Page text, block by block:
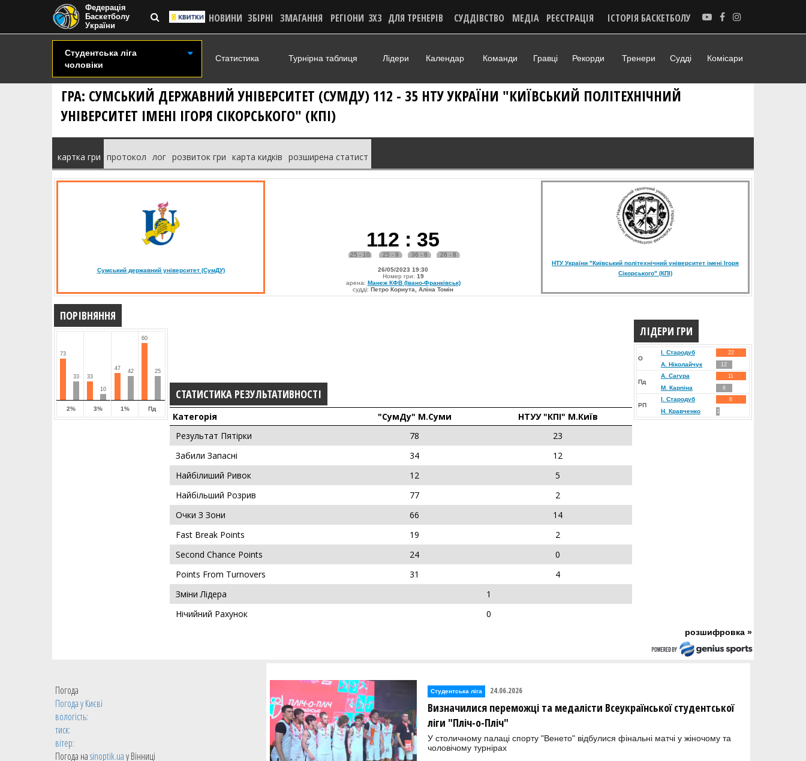
Федерація
Баскетболу
України
НОВИНИ ЗБІРНІ ЗМАГАННЯ РЕГІОНИ 3X3 ДЛЯ ТРЕНЕРІВ СУДДІВСТВО МЕДІА РЕЄСТРАЦІЯ ІСТОРІЯ БАСКЕТБОЛУ
Студентська ліга
чоловіки
Статистика Турнірна таблиця Лідери Календар Команди Гравці Рекорди Тренери Судді Комісари
ГРА: СУМСЬКИЙ ДЕРЖАВНИЙ УНІВЕРСИТЕТ (СУМДУ) 112 - 35 НТУ УКРАЇНИ "КИЇВСЬКИЙ ПОЛІТЕХНІЧНИЙ
УНІВЕРСИТЕТ ІМЕНІ ІГОРЯ СІКОРСЬКОГО" (КПІ)
картка гри протокол лог розвиток гри карта кидків розширена статист
Сумський державний університет (СумДУ)
112 : 35
25 - 10 25 - 9 36 - 8 26 - 8
26/05/2023 19:30
Номер гри: 19
арена: Манеж КФВ (Івано-Франківськ)
судді: Петро Корнута, Аліна Томін
НТУ України "Київський політехнічний університет імені Ігоря
Сікорського" (КПІ)
ПОРІВНЯННЯ
73
33
2%
33
10
3%
47 42
1%
60
25
Пд
СТАТИСТИКА РЕЗУЛЬТАТИВНОСТІ
Категорія "СумДу" М.Суми
НТУУ "КПІ" М.Київ
Результат Пятірки
78
23
Забили Запасні
34
12
Найбілиший Ривок
12
5
Найбільший Розрив
77
2
Очки З Зони
66
14
Fast Break Points
19
2
Second Chance Points
24
0
Points From Turnovers
31
4
Зміни Лідера
1
Нічийний Рахунок
0
ЛІДЕРИ ГРИ
О
І. Стародуб 22
А. Ніколайчук 12
Пд
А. Сагура 11
М. Карпіна 6
РП
І. Стародуб 8
Н. Кравченко 1
розшифровка »
Погода
Погода уКиєві
вологість:
тиск:
вітер:
Погода наsinoptik.uaу Вінниці
Студентська ліга 24.06.2026
Визначилися переможці та медалісти Всеукраїнської студентської
ліги "Пліч-о-Пліч"
У столичному палаці спорту "Венето" відбулися фінальні матчі у жіночому та
чоловічому турнірах